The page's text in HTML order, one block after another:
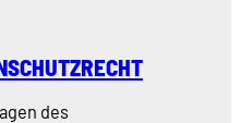
des